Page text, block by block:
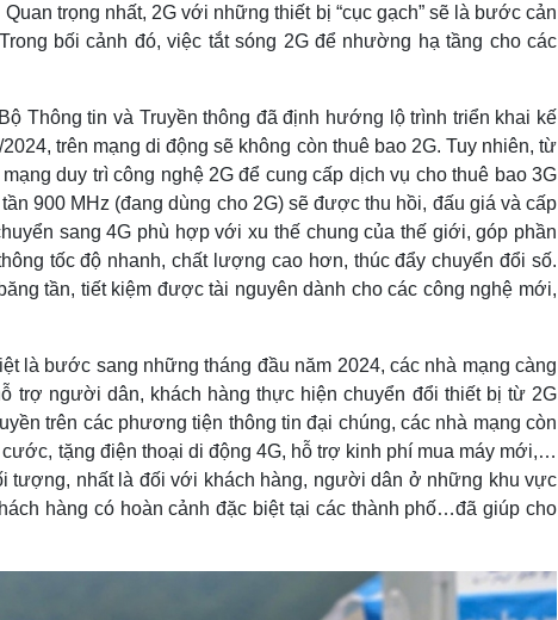
trọng nhất, 2G với những thiết bị “cục gạch” sẽ là bước cản
bối cảnh đó, việc tắt sóng 2G để nhường hạ tầng cho các
Thông tin và Truyền thông đã định hướng lộ trình triển khai kế
trên mạng di động sẽ không còn thuê bao 2G. Tuy nhiên, từ
duy trì công nghệ 2G để cung cấp dịch vụ cho thuê bao 3G
900 MHz (đang dùng cho 2G) sẽ được thu hồi, đấu giá và cấp
sang 4G phù hợp với xu thế chung của thế giới, góp phần
tốc độ nhanh, chất lượng cao hơn, thúc đẩy chuyển đổi số.
tần, tiết kiệm được tài nguyên dành cho các công nghệ mới,
là bước sang những tháng đầu năm 2024, các nhà mạng càng
trợ người dân, khách hàng thực hiện chuyển đổi thiết bị từ 2G
trên các phương tiện thông tin đại chúng, các nhà mạng còn
tặng điện thoại di động 4G, hỗ trợ kinh phí mua máy mới,…
nhất là đối với khách hàng, người dân ở những khu vực
hàng có hoàn cảnh đặc biệt tại các thành phố…đã giúp cho